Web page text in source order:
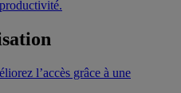
l’accès grâce à une